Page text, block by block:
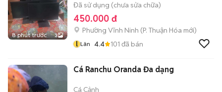
8 phút trước 3
Đã sử dụng (chưa sửa chữa)
450.000 đ
Phường Vĩnh Ninh (P. Thuận Hóa mới)
l Lân 4.4 101 đã bán
Cá Ranchu Oranda Đa dạng
Cá Cảnh